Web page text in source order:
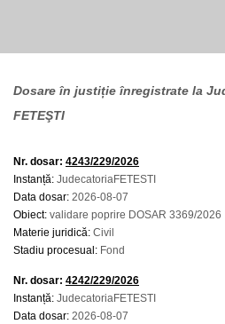
Dosare în justiție înregistrate la
FETEŞTI
Nr. dosar: 4243/229/2026
Instanță: JudecatoriaFETESTI
Data dosar: 2026-08-07
Obiect: validare poprire DOSAR 3369/2026
Materie juridică: Civil
Stadiu procesual: Fond
Nr. dosar: 4242/229/2026
Instanță: JudecatoriaFETESTI
Data dosar: 2026-08-07